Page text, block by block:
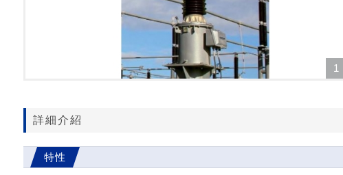
1
詳細介紹
特性